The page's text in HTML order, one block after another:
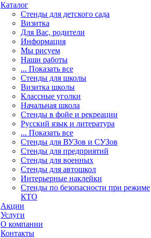
Каталог
Стенды для детского сада
Визитка
Для Вас, родители
Информация
Мы рисуем
Наши работы
... Показать все
Стенды для школы
Визитка школы
Классные уголки
Начальная школа
Стенды в фойе и рекреации
Русский язык и литература
... Показать все
Стенды для ВУЗов и СУЗов
Стенды для предприятий
Стенды для военных
Стенды для автошкол
Интерьерные наклейки
Стенды по безопасности при режиме
КТО
Акции
Услуги
О компании
Контакты